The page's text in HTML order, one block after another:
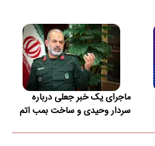
ماجرای یک خبر جعلی درباره
سردار وحیدی و ساخت بمب اتم